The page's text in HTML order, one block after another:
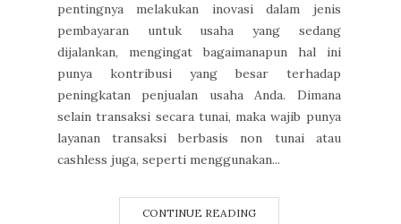
pentingnya melakukan inovasi dalam jenis
pembayaran untuk usaha yang sedang
dijalankan, mengingat bagaimanapun hal ini
punya kontribusi yang besar terhadap
peningkatan penjualan usaha Anda. Dimana
selain transaksi secara tunai, maka wajib punya
layanan transaksi berbasis non tunai atau
cashless juga, seperti menggunakan...
CONTINUE READING